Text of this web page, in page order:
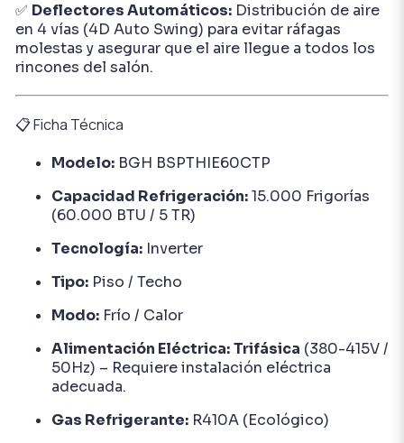
✅ Deflectores Automáticos:Distribución de aire
en 4 vías (4D Auto Swing) para evitar ráfagas
molestas y asegurar que el aire llegue a todos los
rincones del salón.
📋 Ficha Técnica
Modelo:BGH BSPTHIE60CTP
Capacidad Refrigeración:15.000 Frigorías
(60.000 BTU / 5 TR)
Tecnología:Inverter
Tipo:Piso / Techo
Modo:Frío / Calor
Alimentación Eléctrica: Trifásica (380-415V /
50Hz) – Requiere instalación eléctrica
adecuada.
Gas Refrigerante:R410A (Ecológico)